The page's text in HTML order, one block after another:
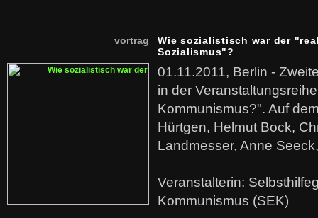
vortrag
Wie sozialistisch war der
Sozialismus"?
01.11.2011, Berlin -
in der
Kommunismus?". Auf
Hürtgen, Helmut Bock,
Landmesser, Anne
Veranstalterin:
Kommunismus (SEK)